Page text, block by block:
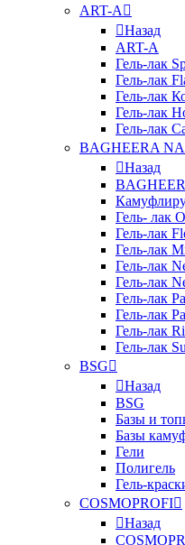
ART-A
Назад
ART-A
Гель-лак
Гель-лак
Гель-лак
Гель-лак
Гель-лак
BAGHEERA
Назад
Гель- лак
Гель-лак
Гель-лак
Гель-лак
Гель-лак
Гель-лак
Гель-лак
Гель-лак
Гель-лак
BSG
Назад
BSG
Базы и
Базы
Гели
Полигель
Гель-
COSMOPROFI
Назад